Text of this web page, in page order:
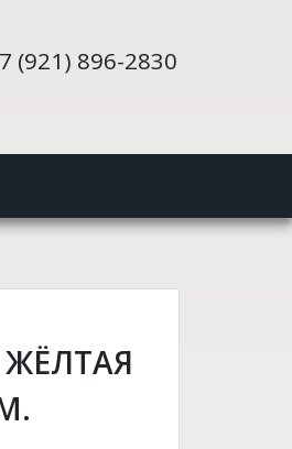
(921) 896-2830